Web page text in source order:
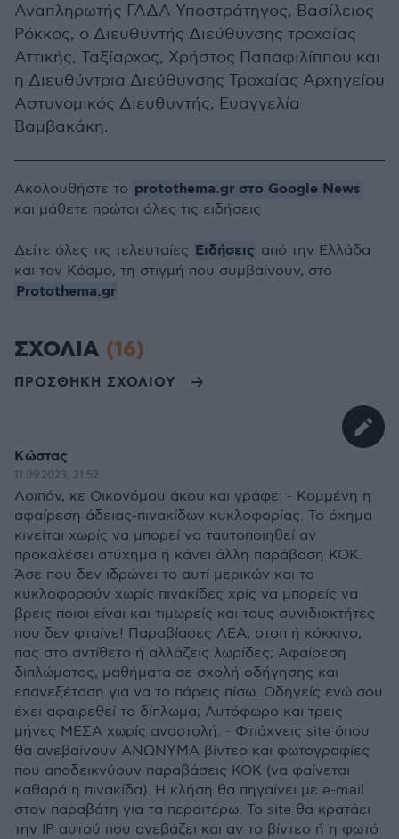
Αναπληρωτής ΓΑΔΑ Υποστράτηγος, Βασίλειος
Ρόκκος, ο Διευθυντής Διεύθυνσης τροχαίας
Αττικής, Ταξίαρχος, Χρήστος Παπαφιλίππου και
η Διευθύντρια Διεύθυνσης Τροχαίας Αρχηγείου
Αστυνομικός Διευθυντής, Ευαγγελία
Βαμβακάκη.
Ακολουθήστε το protothema.gr στο Google News
και μάθετε πρώτοι όλες τις ειδήσεις
Δείτε όλες τις τελευταίες Ειδήσεις από την Ελλάδα
και τον Κόσμο, τη στιγμή που συμβαίνουν, στο
Protothema.gr
ΣΧΟΛΙΑ (16)
ΠΡΟΣΘΗΚΗ ΣΧΟΛΙΟΥ
Κώστας
11.09.2023, 21:52
Λοιπόν, κε Οικονόμου άκου και γράφε: - Κομμένη η
αφαίρεση άδειας-πινακίδων κυκλοφορίας. Το όχημα
κινείται χωρίς να μπορεί να ταυτοποιηθεί αν
προκαλέσει ατύχημα ή κάνει άλλη παράβαση ΚΟΚ.
Άσε που δεν ιδρώνει το αυτί μερικών και το
κυκλοφορούν χωρίς πινακίδες χρίς να μπορείς να
βρεις ποιοι είναι και τιμωρείς και τους συνιδιοκτήτες
που δεν φταίνε! Παραβίασες ΛΕΑ, στοπ ή κόκκινο,
πας στο αντίθετο ή αλλάζεις λωρίδες; Αφαίρεση
διπλώματος, μαθήματα σε σχολή οδήγησης και
επανεξέταση για να το πάρεις πίσω. Οδηγείς ενώ σου
έχει αφαιρεθεί το δίπλωμα; Αυτόφωρο και τρεις
μήνες ΜΕΣΑ χωρίς αναστολή. - Φτιάχνεις site όπου
θα ανεβαίνουν ΑΝΩΝΥΜΑ βίντεο και φωτογραφίες
που αποδεικνύουν παραβάσεις ΚΟΚ (να φαίνεται
καθαρά η πινακίδα). Η κλήση θα πηγαίνει με e-mail
στον παραβάτη για τα περαιτέρω. Το site θα κρατάει
την IP αυτού που ανεβάζει και αν το βίντεο ή η φωτό